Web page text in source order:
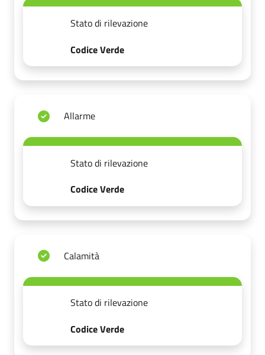
Stato di rilevazione
Codice Verde
Allarme
Stato di rilevazione
Codice Verde
Calamità
Stato di rilevazione
Codice Verde